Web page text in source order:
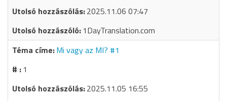
2025.11.06 07:47
1DayTranslation.com
Mi vagy az MI? #1
1
2025.11.05 16:55